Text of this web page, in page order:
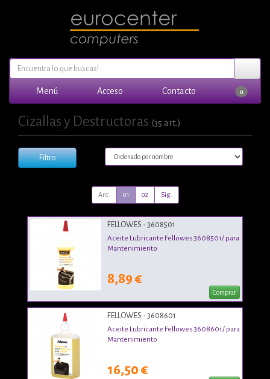
Menú Acceso Contacto 0
Cizallas y Destructoras (35 art.)
Filtro
Ant. 01 02 Sig.
FELLOWES - 3608501
Aceite Lubricante Fellowes 3608501/ para
Mantenimiento
8,89 €
Comprar
FELLOWES - 3608601
Aceite Lubricante Fellowes 3608601/ para
Mantenimiento
16,50 €